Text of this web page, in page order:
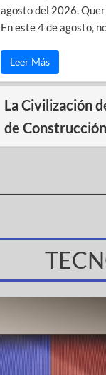
agosto del 2026.
En este 4 de agosto,
Leer Más
La Civilización
de